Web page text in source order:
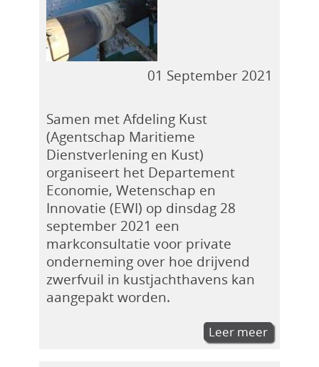
01 September 2021
Samen met Afdeling Kust
(Agentschap Maritieme
Dienstverlening en Kust)
organiseert het Departement
Economie, Wetenschap en
Innovatie (EWI) op dinsdag 28
september 2021 een
markconsultatie voor private
onderneming over hoe drijvend
zwerfvuil in kustjachthavens kan
aangepakt worden.
Leer meer